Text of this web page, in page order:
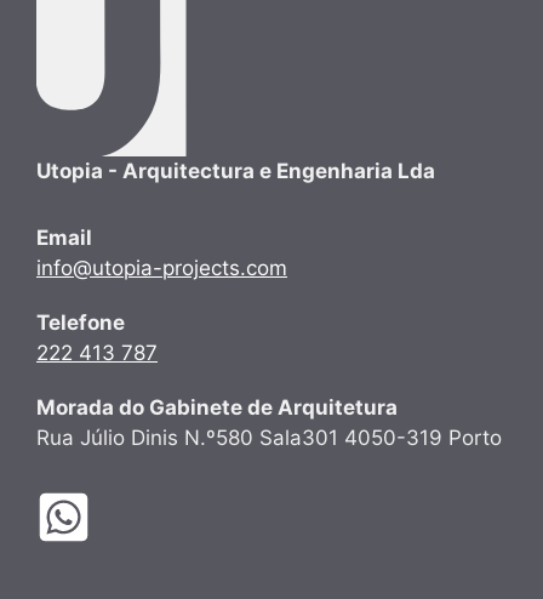
Utopia - Arquitectura e Engenharia Lda
Email
info@utopia-projects.com
Telefone
222 413 787
Morada do Gabinete de Arquitetura
Rua Júlio Dinis N.º580 Sala301 4050-319 Porto